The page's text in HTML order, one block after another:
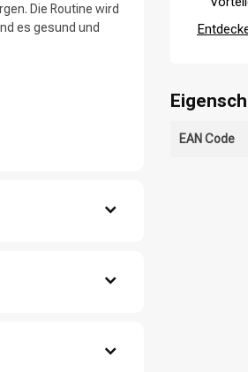
Die Routine wird
es gesund und
Carbomer, Glycolic
EAN Code